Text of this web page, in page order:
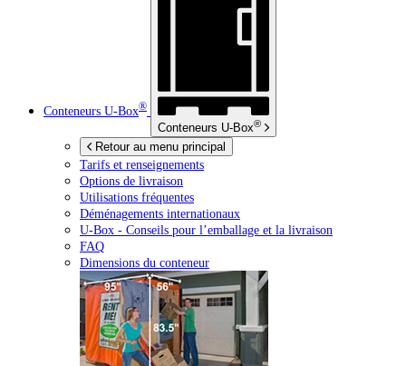
Conteneurs U-Box®
Conteneurs U-Box®
Retour au menu principal
Tarifs et renseignements
Options de livraison
Utilisations fréquentes
Déménagements internationaux
U-Box - Conseils pour l’emballage et la livraison
FAQ
Dimensions du conteneur